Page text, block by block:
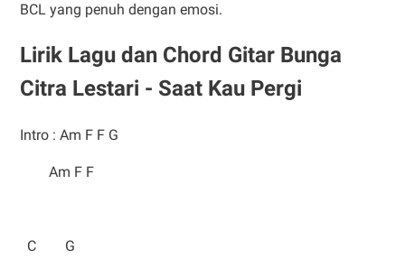
BCL yang penuh dengan emosi.
Lirik Lagu dan Chord Gitar Bunga
Citra Lestari - Saat Kau Pergi
Intro : Am F F G
Am F F
C G